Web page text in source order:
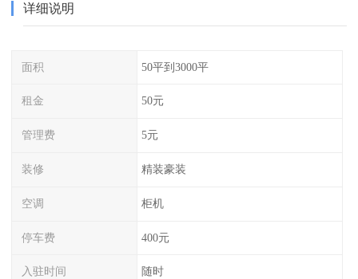
详细说明
面积 50平到3000平
租金 50元
管理费 5元
装修 精装豪装
空调 柜机
停车费 400元
入驻时间 随时